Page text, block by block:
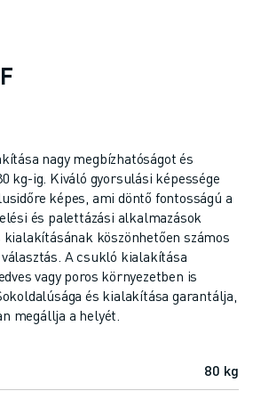
nagy megbízhatóságot és
kg-ig. Kiváló gyorsulási képessége
képes, ami döntő fontosságú a
és palettázási alkalmazások
köszönhetően számos
A csukló kialakítása
vagy poros környezetben is
és kialakítása garantálja,
megállja a helyét.
80 kg